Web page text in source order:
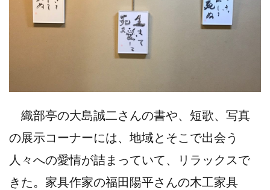
織部亭の大島誠二さんの書や、短歌、写真
の展示コーナーには、地域とそこで出会う
人々への愛情が詰まっていて、リラックスで
きた。家具作家の福田陽平さんの木工家具